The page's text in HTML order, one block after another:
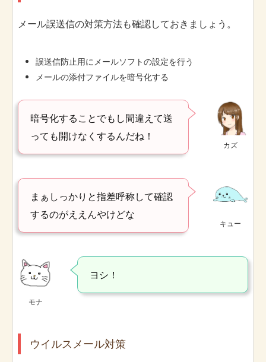
メール誤送信の対策方法も確認しておきましょう。
誤送信防止用にメールソフトの設定を行う
メールの添付ファイルを暗号化する
カズ
暗号化することでもし間違えて送
っても開けなくするんだね！
キュー
まぁしっかりと指差呼称して確認
するのがええんやけどな
モナ
ヨシ！
ウイルスメール対策